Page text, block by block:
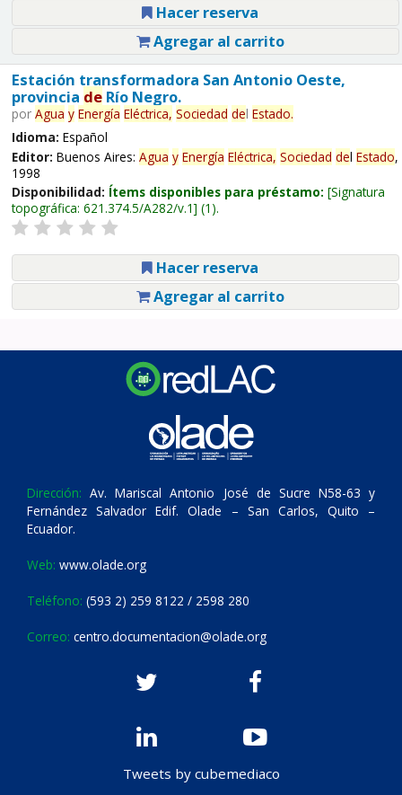
Hacer reserva
Agregar al carrito
Estación transformadora San Antonio Oeste,
provincia deRío Negro.
por Agua y Energía Eléctrica, Sociedad del Estado.
Idioma: Español
Editor: Buenos Aires: Agua y Energía Eléctrica, Sociedad del Estado,
1998
Disponibilidad: Ítems disponibles para préstamo: Signatura
topográfica: 621.374.5/A282/v.1 (1).
Hacer reserva
Agregar al carrito
Dirección: Av. Mariscal Antonio José de Sucre N58-63 y
Fernández Salvador Edif. Olade – San Carlos, Quito –
Ecuador.
Web: www.olade.org
Teléfono: (593 2) 259 8122 / 2598 280
Correo: centro.documentacion@olade.org
Tweets by cubemediaco